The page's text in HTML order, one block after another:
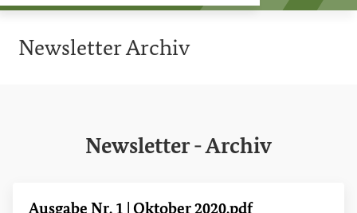
NewsletterArchiv
Newsletter- Archiv
Ausgabe Nr. 1 | Oktober 2020.pdf